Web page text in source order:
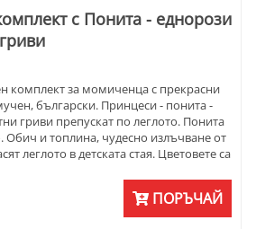
с Понита - еднорози
комплект за момичeнца с прекрасни
български. Принцеси - понита -
гриви препускат по леглото. Понита
Обич и топлина, чудесно излъчване от
леглото в детската стая. Цветовете са
и ярки гриви на понитата. Материята е
ПОРЪЧАЙ